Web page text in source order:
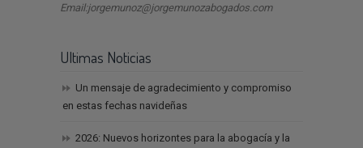
Email:jorgemunoz@jorgemunozabogados.com
Ultimas Noticias
Un mensaje de agradecimiento y compromiso
en estas fechas navideñas
2026: Nuevos horizontes para la abogacía y la